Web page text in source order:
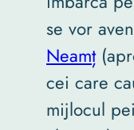
se vor
Neamț
cei care
mijlocul